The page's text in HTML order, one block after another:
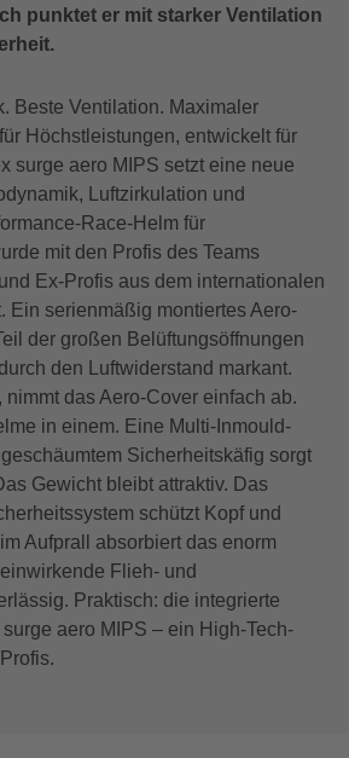
punktet er mit starker Ventilation
Beste Ventilation. Maximaler
Höchstleistungen, entwickelt für
surge aero MIPS setzt eine neue
Luftzirkulation und
Race-Helm für
mit den Profis des Teams
Ex-Profis aus dem internationalen
Ein serienmäßig montiertes Aero-
der großen Belüftungsöffnungen
den Luftwiderstand markant.
nimmt das Aero-Cover einfach ab.
in einem. Eine Multi-Inmould-
Sicherheitskäfig sorgt
Gewicht bleibt attraktiv. Das
schützt Kopf und
Aufprall absorbiert das enorm
Flieh- und
Praktisch: die integrierte
aero MIPS – ein High-Tech-